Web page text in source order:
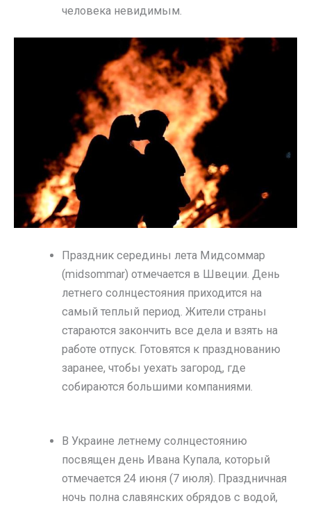
человека невидимым.
Праздник середины лета Мидсоммар
(midsommar) отмечается в Швеции. День
летнего солнцестояния приходится на
самый теплый период. Жители страны
стараются закончить все дела и взять на
работе отпуск. Готовятся к празднованию
заранее, чтобы уехать загород, где
собираются большими компаниями.
В Украине летнему солнцестоянию
посвящен день Ивана Купала, который
отмечается 24 июня (7 июля). Праздничная
ночь полна славянских обрядов с водой,